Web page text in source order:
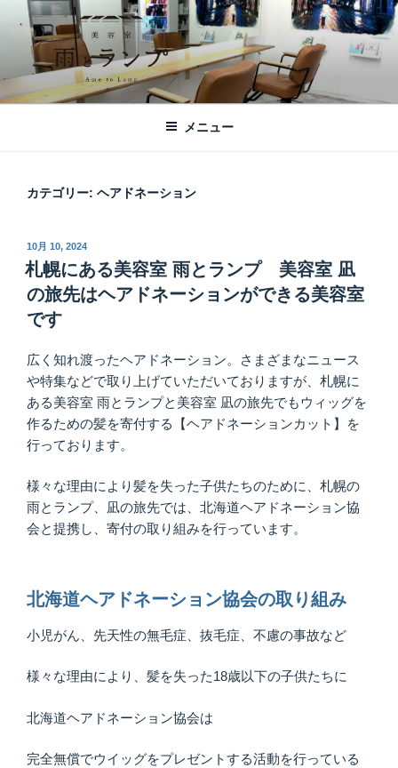
ツ
美容室 雨とランプ – AME TO LAMP -
｜札幌琴似の美容室
札幌市西区琴似の【美容室 雨とランプ】のHPです。「本」と「髪質改
メニュー
カテゴリー: ヘアドネーション
投
稿
日:
10月 10, 2024
札幌にある美容室 雨とランプ 美容室 凪
の旅先はヘアドネーションができる美容室
です
広く知れ渡ったヘアドネーション。さまざまなニュース
や特集などで取り上げていただいておりますが、札幌に
ある美容室 雨とランプと美容室 凪の旅先でもウィッグを
作るための髪を寄付する【ヘアドネーションカット】を
行っております。
様々な理由により髪を失った子供たちのために、札幌の
雨とランプ、凪の旅先では、北海道ヘアドネーション協
会と提携し、寄付の取り組みを行っています。
北海道ヘアドネーション協会の取り組み
小児がん、先天性の無毛症、抜毛症、不慮の事故など
様々な理由により、髪を失った18歳以下の子供たちに
北海道ヘアドネーション協会は
完全無償でウイッグをプレゼントする活動を行っている